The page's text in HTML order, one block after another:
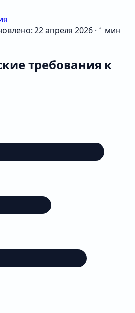
22 апреля 2026 · 1 мин
требования к